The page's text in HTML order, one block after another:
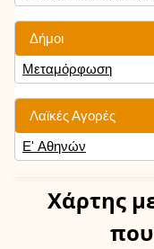
Δήμοι
Μεταμόρφωση
Λαϊκές Αγορές
Ε' Αθηνών
Χάρτης